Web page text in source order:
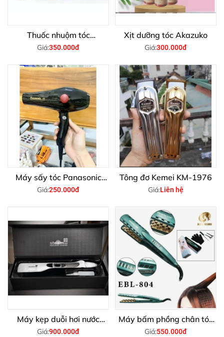
Thuốc nhuộm tóc
Magicolor
Giá:350.000đ
Xịt dưỡng tóc Akazuko
Giá:300.000đ
Máy sấy tóc Panasonic
168
Giá:250.000đ
Tông đơ Kemei KM-1976
Giá:Liên hệ
Máy kẹp duỗi hơi nước
Steam Plus
Giá:900.000đ
Máy bấm phồng chân tóc
Beauty Line EBL - 804
Giá:550.000đ